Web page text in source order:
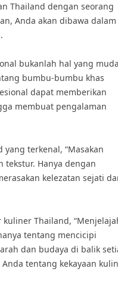
Thailand dengan seorang
Anda akan dibawa dalam
bukanlah hal yang
bumbu-bumbu khas
dapat memberikan
membuat pengalaman
terkenal, “Masakan
tekstur. Hanya dengan
kelezatan sejati
Thailand,
tentang mencicipi
dan budaya di balik
tentang kekayaan